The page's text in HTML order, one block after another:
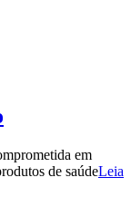
em
de saúdeLeia